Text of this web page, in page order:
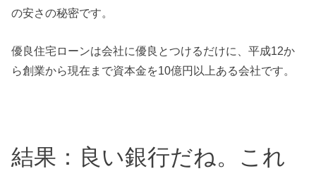
の安さの秘密です。
優良住宅ローンは会社に優良とつけるだけに、平成12か
ら創業から現在まで資本金を10億円以上ある会社です。
結果：良い銀行だね。これ